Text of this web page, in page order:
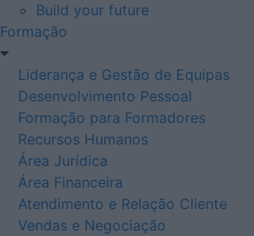
Build your future
Formação
Liderança e Gestão de Equipas
Desenvolvimento Pessoal
Formação para Formadores
Recursos Humanos
Área Jurídica
Área Financeira
Atendimento e Relação Cliente
Vendas e Negociação